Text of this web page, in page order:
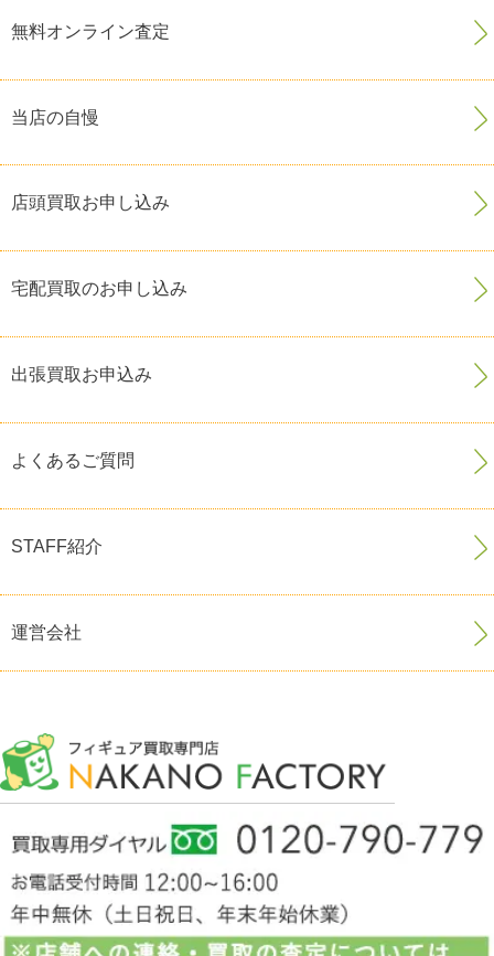
無料オンライン査定
当店の自慢
店頭買取お申し込み
宅配買取のお申し込み
出張買取お申込み
よくあるご質問
STAFF紹介
運営会社